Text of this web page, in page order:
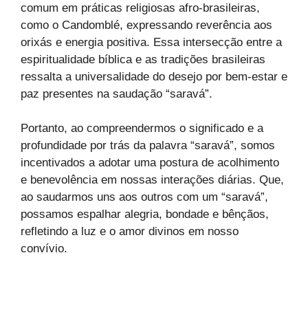
comum em práticas religiosas afro-brasileiras,
como o Candomblé, expressando reverência aos
orixás e energia positiva. Essa intersecção entre a
espiritualidade bíblica e as tradições brasileiras
ressalta a universalidade do desejo por bem-estar e
paz presentes na saudação “saravá”.
Portanto, ao compreendermos o significado e a
profundidade por trás da palavra “saravá”, somos
incentivados a adotar uma postura de acolhimento
e benevolência em nossas interações diárias. Que,
ao saudarmos uns aos outros com um “saravá”,
possamos espalhar alegria, bondade e bênçãos,
refletindo a luz e o amor divinos em nosso
convívio.